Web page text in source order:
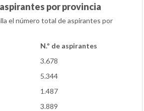
por provincia
el número total de aspirantes por
N.º de aspirantes
3.678
5.344
1.487
3.889